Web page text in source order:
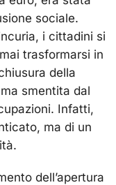
sociale.
i cittadini si
trasformarsi in
della
smentita dal
Infatti,
ma di un
dell’apertura